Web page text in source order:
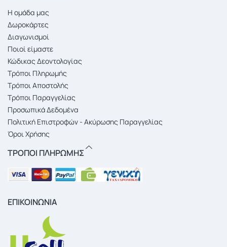
Η ομάδα μας
Δωροκάρτες
Διαγωνισμοί
Ποιοί είμαστε
Κώδικας Δεοντολογίας
Τρόποι Πληρωμής
Τρόποι Αποστολής
Τρόποι Παραγγελίας
Προσωπικά Δεδομένα
Πολιτική Επιστροφών - Ακύρωσης Παραγγελίας
Όροι Χρήσης
ΤΡΟΠΟΙ ΠΛΗΡΩΜΗΣ
ΕΠΙΚΟΙΝΩΝΙΑ